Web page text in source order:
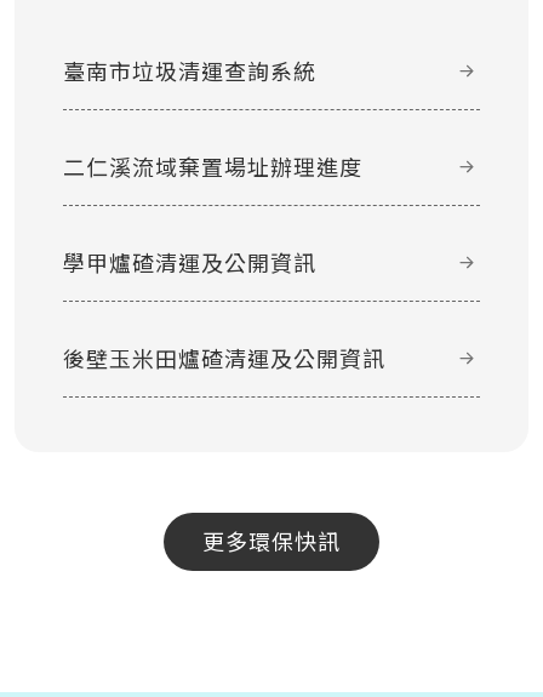
臺南市垃圾清運查詢系統
二仁溪流域棄置場址辦理進度
學甲爐碴清運及公開資訊
後壁玉米田爐碴清運及公開資訊
更多環保快訊